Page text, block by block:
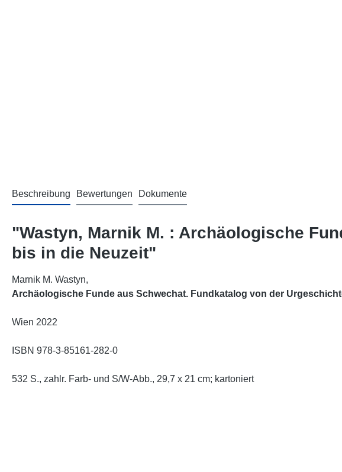
Beschreibung Bewertungen Dokumente
"Wastyn, Marnik M. : Archäologische
bis in die Neuzeit"
Marnik M. Wastyn,
Archäologische Funde aus Schwechat. Fundkatalog von der
Wien 2022
ISBN 978-3-85161-282-0
532 S., zahlr. Farb- und S/W-Abb., 29,7 x 21 cm; kartoniert